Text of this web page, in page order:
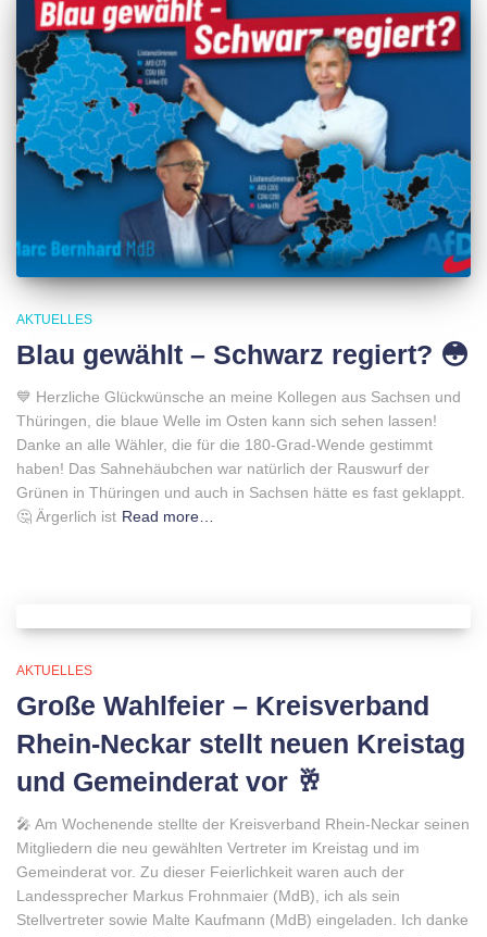
AKTUELLES
Blau gewählt – Schwarz regiert? 😳
💙 Herzliche Glückwünsche an meine Kollegen aus Sachsen und
Thüringen, die blaue Welle im Osten kann sich sehen lassen!
Danke an alle Wähler, die für die 180-Grad-Wende gestimmt
haben! Das Sahnehäubchen war natürlich der Rauswurf der
Grünen in Thüringen und auch in Sachsen hätte es fast geklappt.
🤔 Ärgerlich ist Read more…
AKTUELLES
Große Wahlfeier – Kreisverband
Rhein-Neckar stellt neuen Kreistag
und Gemeinderat vor 🥂
🎤 Am Wochenende stellte der Kreisverband Rhein-Neckar seinen
Mitgliedern die neu gewählten Vertreter im Kreistag und im
Gemeinderat vor. Zu dieser Feierlichkeit waren auch der
Landessprecher Markus Frohnmaier (MdB), ich als sein
Stellvertreter sowie Malte Kaufmann (MdB) eingeladen. Ich danke